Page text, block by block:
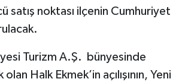
satış noktası ilçenin Cumhuriyet
Turizm A.Ş. bünyesinde
Halk Ekmek’in açılışının, Yeni